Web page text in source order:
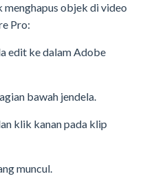
menghapus objek di video
Pro:
edit ke dalam Adobe
bawah jendela.
klik kanan pada klip
muncul.